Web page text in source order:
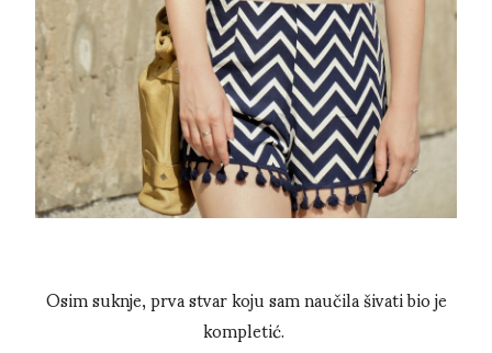
Osim suknje, prva stvar koju sam naučila šivati bio je
kompletić.